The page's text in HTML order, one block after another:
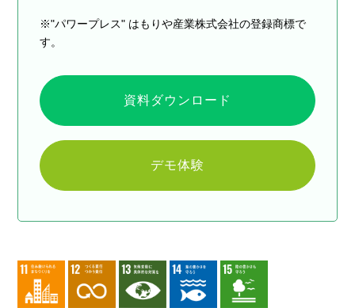
※"パワープレス" はもりや産業株式会社の登録商標で
す。
資料ダウンロード
デモ体験